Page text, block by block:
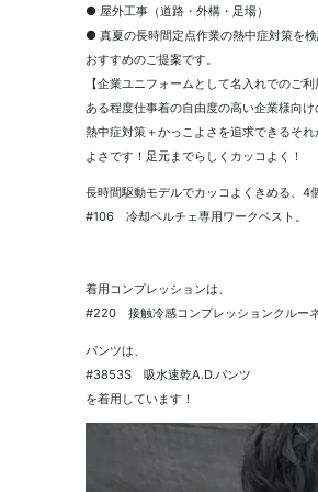
● 屋外工事（道路・外構・足場）
● 真夏の長時間定点作業の熱中症対策を検
おすすめのご提案です。
【企業ユニフォームとして名入れでのご利
ある程度仕事着の自由度の高い企業様向け
熱中症対策＋かっこよさを追求できるそ
よさです！足元までらしくカッコよく！
長時間駆動モデルでカッコよくきめる、4
#106 冷却ペルチェ専用ワークベスト。
着用コンプレッションは、
#220 接触冷感コンプレッションクルー
パンツは、
#3853S 吸水速乾A.D.パンツ
を着用しています！